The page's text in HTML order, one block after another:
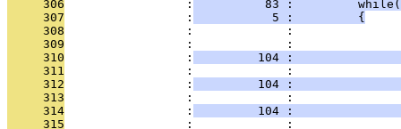
     306
                 :
83 :
     307
                 :
           5 :         {
     308
:             :
     309
:             :
     310
                 :
104 :
     311
                 :             :
     312
                 :
104 :
     313
:             :
     314
                 :
104 :
     315
:             :